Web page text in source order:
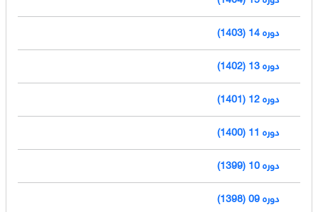
دوره 14 (1403)
دوره 13 (1402)
دوره 12 (1401)
دوره 11 (1400)
دوره 10 (1399)
دوره 09 (1398)